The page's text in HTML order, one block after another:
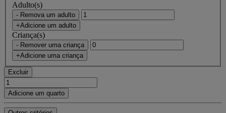
Adulto(s)
- Remova um adulto
+Adicione um adulto
Criança(s)
- Remover uma criança
+Adicione uma criança
Excluir
Adicione um quarto